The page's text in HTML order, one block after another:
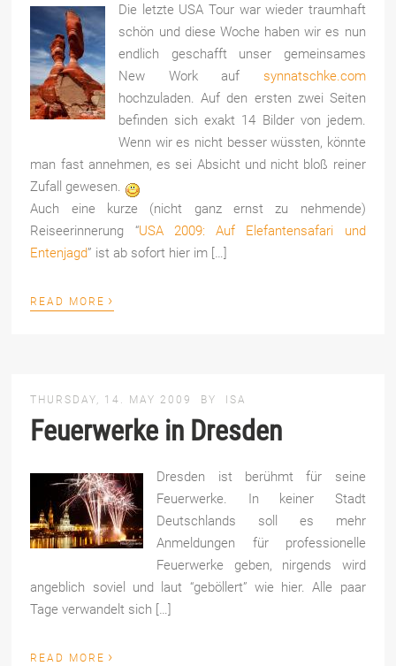
Die letzte USA Tour war wieder traumhaft
schön und diese Woche haben wir es nun
endlich geschafft unser gemeinsames
New Work auf synnatschke.com
hochzuladen. Auf den ersten zwei Seiten
befinden sich exakt 14 Bilder von jedem.
Wenn wir es nicht besser wüssten, könnte
man fast annehmen, es sei Absicht und nicht bloß reiner
Zufall gewesen.
Auch eine kurze (nicht ganz ernst zu nehmende)
Reiseerinnerung “USA 2009: Auf Elefantensafari und
Entenjagd” ist ab sofort hier im […]
READ MORE ›
THURSDAY, 14. MAY 2009 BY ISA
Feuerwerke in Dresden
Dresden ist berühmt für seine
Feuerwerke. In keiner Stadt
Deutschlands soll es mehr
Anmeldungen für professionelle
Feuerwerke geben, nirgends wird
angeblich soviel und laut “geböllert” wie hier. Alle paar
Tage verwandelt sich […]
READ MORE ›